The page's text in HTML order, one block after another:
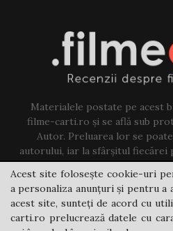
Materialele postate pe acest
filme-carti.ro și se află sub
Autor. Preluarea lor se
autorului, iar la sfârșitul fiecărei
existe un link
Contact us:
Acest site folosește cookie-uri
a personaliza anunțuri și pentru a
acest site, sunteți de acord cu
carti.ro prelucrează datele cu